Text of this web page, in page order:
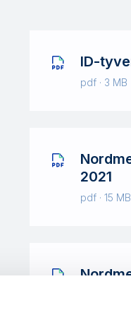
ID-
pdf · 3 MB
2021
pdf · 15 MB